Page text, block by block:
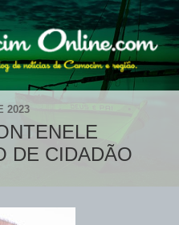
2023
DE CIDADÃO